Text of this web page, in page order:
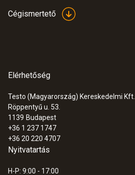
Cégismertető
Elérhetőség
Testo (Magyarország) Kereskedelmi Kft.
Röppentyű u. 53.
1139 Budapest
+36 1 237 1747
+36 20 220 4707
Nyitvatartás
H-P: 9:00 - 17:00